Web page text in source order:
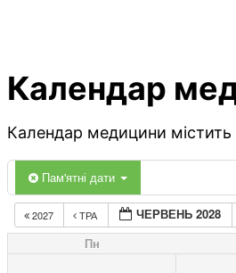
Календар
Календар медицини містить
Пам'ятні дати
2027 ТРА ЧЕРВЕНЬ 2028
Пн